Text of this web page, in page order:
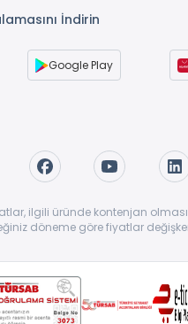
İndirin
Google Play
ilgili üründe kontenjan
döneme göre fiyatlar